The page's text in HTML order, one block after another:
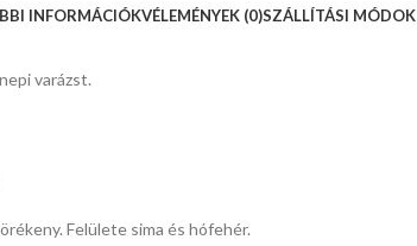
INFORMÁCIÓKVÉLEMÉNYEK (0)SZÁLLÍTÁSI MÓDOK
varázst.
Felülete sima és hófehér.